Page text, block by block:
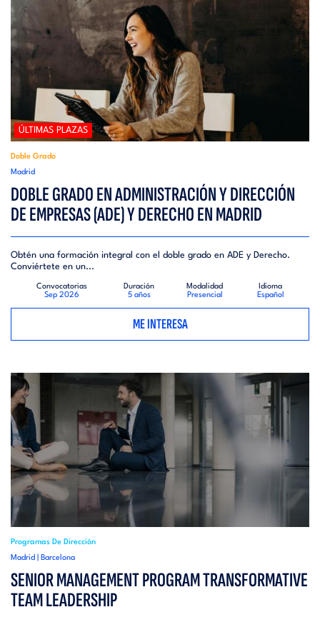
ÚLTIMAS PLAZAS
Doble Grado
Madrid
DOBLE GRADO EN ADMINISTRACIÓN Y DIRECCIÓN
DE EMPRESAS (ADE) Y DERECHO EN MADRID
Obtén una formación integral con el doble grado en ADE y Derecho.
Conviértete en un...
Convocatorias
Sep 2026
Duración
5 años
Modalidad
Presencial
Idioma
Español
ME INTERESA
Programas De Dirección
Madrid | Barcelona
SENIOR MANAGEMENT PROGRAM TRANSFORMATIVE
TEAM LEADERSHIP